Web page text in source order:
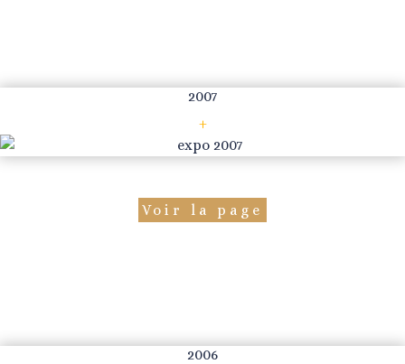
2007
+
Voir la page
2006